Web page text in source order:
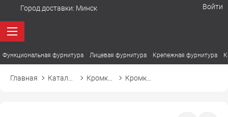
Город доставки: Минск Войти
Функциональная фурнитура Лицевая фурнитура Крепежная фурнитура
Главная